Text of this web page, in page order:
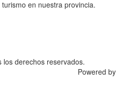
en nuestra provincia.
derechos reservados.
Powered by